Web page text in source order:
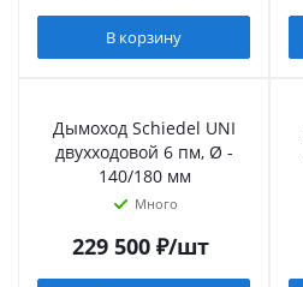
В корзину
Дымоход Schiedel UNI
двухходовой 6 пм, Ø -
140/180 мм
Много
229 500₽/шт